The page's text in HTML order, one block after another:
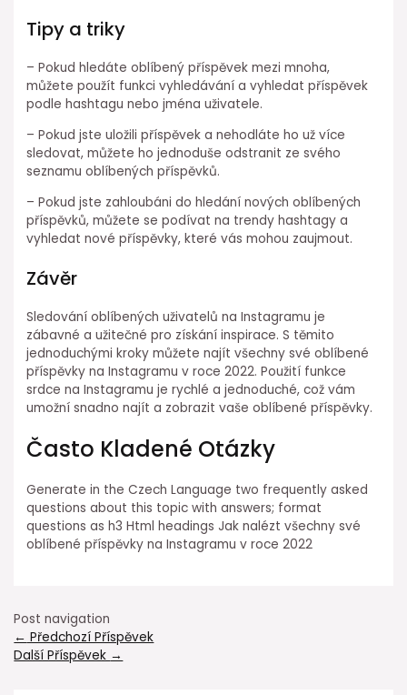
Tipy a triky
– Pokud hledáte oblíbený příspěvek mezi mnoha,
můžete použít funkci vyhledávání a vyhledat příspěvek
podle hashtagu nebo jména uživatele.
– Pokud jste uložili příspěvek a nehodláte ho už více
sledovat, můžete ho jednoduše odstranit ze svého
seznamu oblíbených příspěvků.
– Pokud jste zahloubáni do hledání nových oblíbených
příspěvků, můžete se podívat na trendy hashtagy a
vyhledat nové příspěvky, které vás mohou zaujmout.
Závěr
Sledování oblíbených uživatelů na Instagramu je
zábavné a užitečné pro získání inspirace. S těmito
jednoduchými kroky můžete najít všechny své oblíbené
příspěvky na Instagramu v roce 2022. Použití funkce
srdce na Instagramu je rychlé a jednoduché, což vám
umožní snadno najít a zobrazit vaše oblíbené příspěvky.
Často Kladené Otázky
Generate in the Czech Language two frequently asked
questions about this topic with answers; format
questions as h3 Html headings Jak nalézt všechny své
oblíbené příspěvky na Instagramu v roce 2022
Post navigation
← Předchozí Příspěvek
Další Příspěvek →